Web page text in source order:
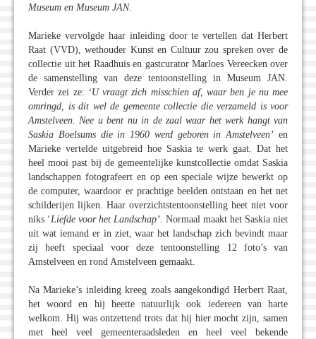
Museum en Museum JAN.
Marieke vervolgde haar inleiding door te vertellen dat Herbert
Raat (VVD), wethouder Kunst en Cultuur zou spreken over de
collectie uit het Raadhuis en gastcurator Marloes Vereecken over
de samenstelling van deze tentoonstelling in Museum JAN.
Verder zei ze: ‘U vraagt zich misschien af, waar ben je nu mee
omringd, is dit wel de gemeente collectie die verzameld is voor
Amstelveen. Nee u bent nu in de zaal waar het werk hangt van
Saskia Boelsums die in 1960 werd geboren in Amstelveen’ en
Marieke vertelde uitgebreid hoe Saskia te werk gaat. Dat het
heel mooi past bij de gemeentelijke kunstcollectie omdat Saskia
landschappen fotografeert en op een speciale wijze bewerkt op
de computer, waardoor er prachtige beelden ontstaan en het net
schilderijen lijken. Haar overzichtstentoonstelling heet niet voor
niks ‘Liefde voor het Landschap’. Normaal maakt het Saskia niet
uit wat iemand er in ziet, waar het landschap zich bevindt maar
zij heeft speciaal voor deze tentoonstelling 12 foto’s van
Amstelveen en rond Amstelveen gemaakt.
Na Marieke’s inleiding kreeg zoals aangekondigd Herbert Raat,
het woord en hij heette natuurlijk ook iedereen van harte
welkom. Hij was ontzettend trots dat hij hier mocht zijn, samen
met heel veel gemeenteraadsleden en heel veel bekende